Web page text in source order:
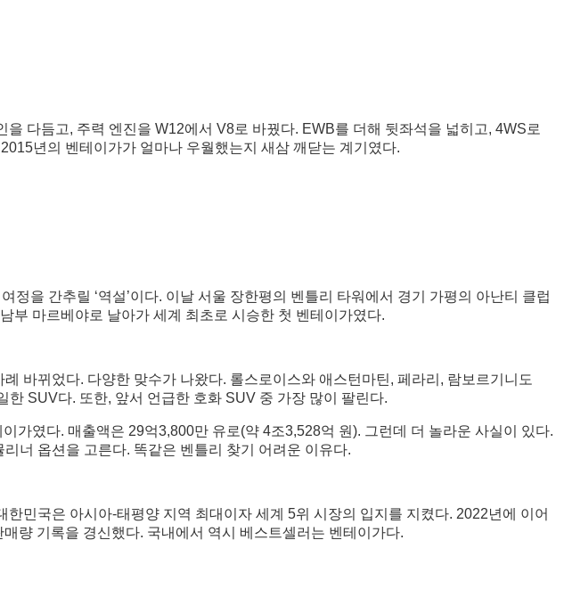
다듬고, 주력 엔진을 W12에서 V8로 바꿨다. EWB를 더해 뒷좌석을 넓히고, 4WS로
년의 벤테이가가 얼마나 우월했는지 새삼 깨닫는 계기였다.
을 간추릴 ‘역설’이다. 이날 서울 장한평의 벤틀리 타워에서 경기 가평의 아난티 클럽
부 마르베야로 날아가 세계 최초로 시승한 첫 벤테이가였다.
바뀌었다. 다양한 맞수가 나왔다. 롤스로이스와 애스턴마틴, 페라리, 람보르기니도
SUV다. 또한, 앞서 언급한 호화 SUV 중 가장 많이 팔린다.
가였다. 매출액은 29억3,800만 유로(약 4조3,528억 원). 그런데 더 놀라운 사실이 있다.
너 옵션을 고른다. 똑같은 벤틀리 찾기 어려운 이유다.
민국은 아시아-태평양 지역 최대이자 세계 5위 시장의 입지를 지켰다. 2022년에 이어
량 기록을 경신했다. 국내에서 역시 베스트셀러는 벤테이가다.